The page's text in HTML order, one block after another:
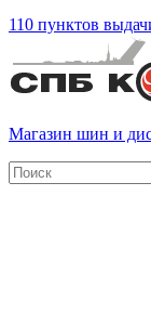
110 пунктов
Магазин шин и